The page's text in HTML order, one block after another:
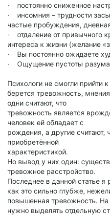
· постоянно сниженное
· инсомния – трудности
частые пробуждения,
· отдаление от привычного
интереса к жизни (желание
· Вы постоянно ожидаете
· Ощущение пустоты разума
Психологи не смогли прийти
берется тревожность,
одни считают, что
тревожность является
человек ей обладает с
рождения, а другие считают,
приобретённой
характеристикой.
Но вывод у них один:
тревожное расстройство.
Последнее в данной статье я
как это сильно глубже,
повышенная тревожность.
нужно выделять отдельную